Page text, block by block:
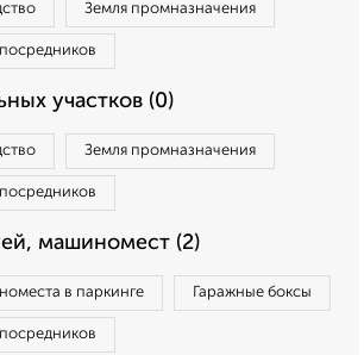
Земля промназначения
участков (0)
Земля промназначения
машиномест (2)
в паркинге Гаражные боксы